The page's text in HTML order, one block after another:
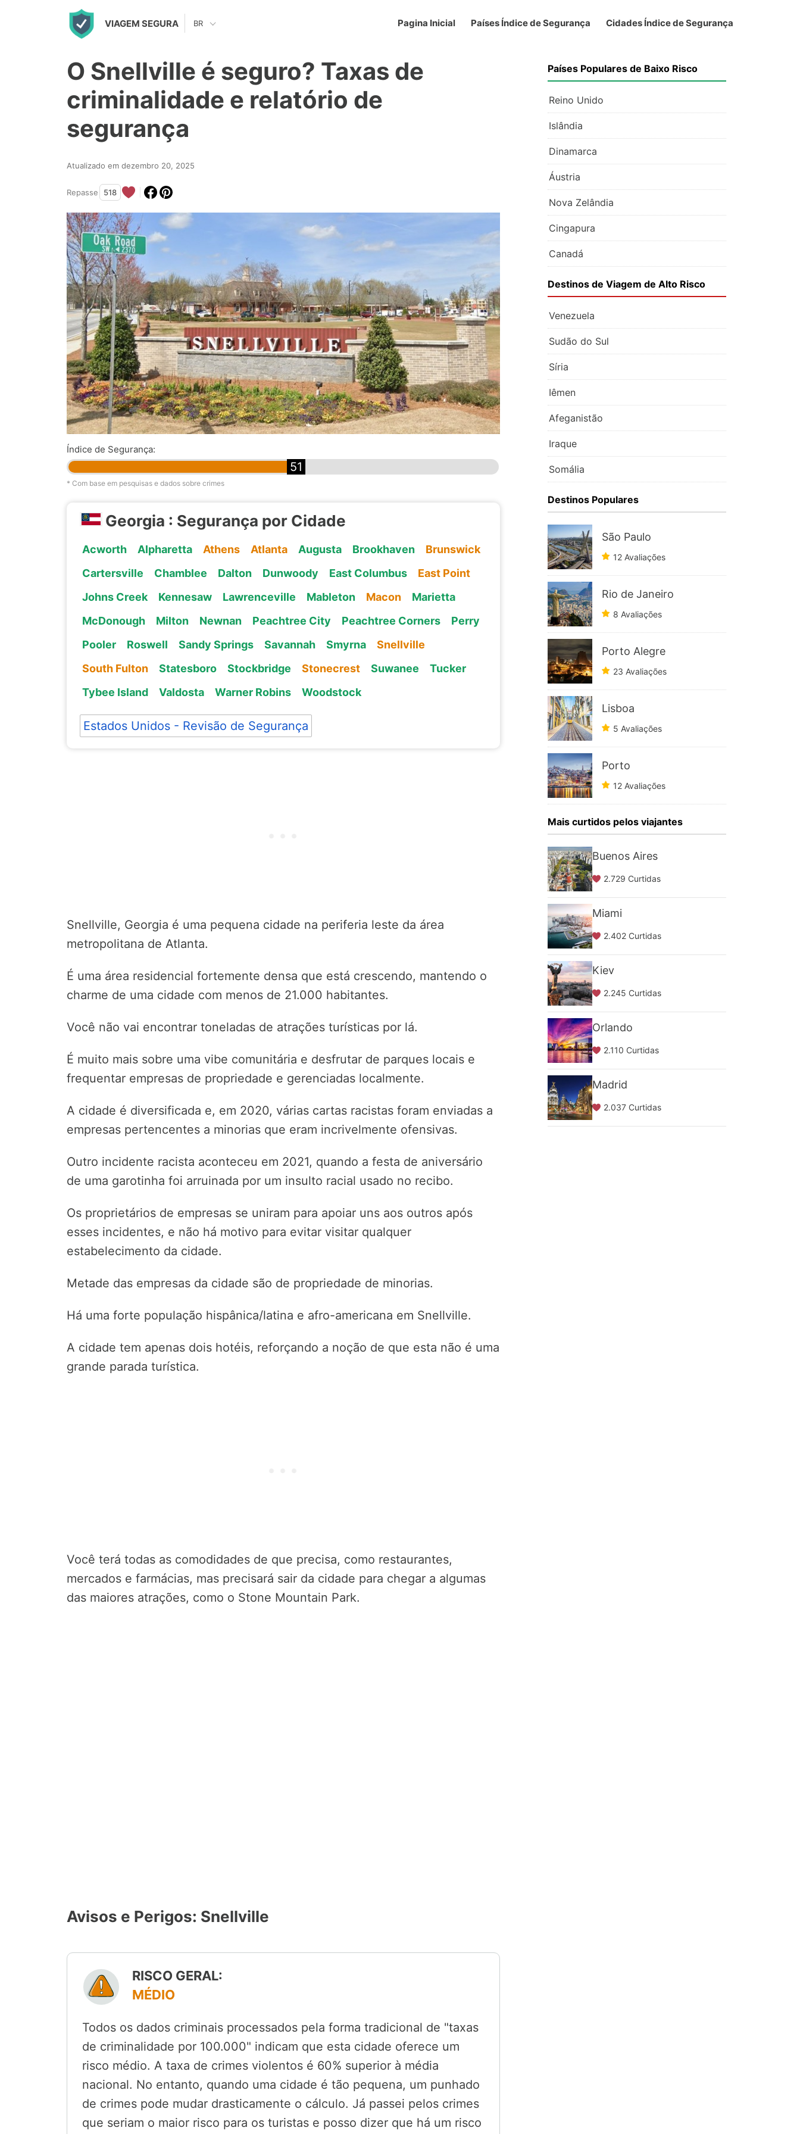
VIAGEM SEGURA Pagina Inicial Países Índice de Segurança Cidades Índice de Segurança
BR
O Snellville é seguro? Taxas de
criminalidade e relatório de
segurança
Atualizado em dezembro 20, 2025
Repasse 518
Índice de Segurança:
51
* Com base em pesquisas e dados sobre crimes
Georgia : Segurança por Cidade
Acworth Alpharetta Athens Atlanta Augusta Brookhaven
Brunswick
Cartersville
Chamblee Dalton Dunwoody East Columbus
East Point
Johns Creek
Kennesaw Lawrenceville Mableton Macon
Marietta
McDonough
Milton Newnan Peachtree City Peachtree Corners
Perry
Pooler
Roswell Sandy Springs Savannah Smyrna
Snellville
South Fulton
Statesboro Stockbridge Stonecrest Suwanee
Tucker
Tybee Island
Valdosta Warner Robins Woodstock
Estados Unidos - Revisão de Segurança
Snellville, Georgia é uma pequena cidade na periferia leste da área
metropolitana de Atlanta.
É uma área residencial fortemente densa que está crescendo, mantendo o
charme de uma cidade com menos de 21.000 habitantes.
Você não vai encontrar toneladas de atrações turísticas por lá.
É muito mais sobre uma vibe comunitária e desfrutar de parques locais e
frequentar empresas de propriedade e gerenciadas localmente.
A cidade é diversificada e, em 2020, várias cartas racistas foram enviadas a
empresas pertencentes a minorias que eram incrivelmente ofensivas.
Outro incidente racista aconteceu em 2021, quando a festa de aniversário
de uma garotinha foi arruinada por um insulto racial usado no recibo.
Os proprietários de empresas se uniram para apoiar uns aos outros após
esses incidentes, e não há motivo para evitar visitar qualquer
estabelecimento da cidade.
Metade das empresas da cidade são de propriedade de minorias.
Há uma forte população hispânica/latina e afro-americana em Snellville.
A cidade tem apenas dois hotéis, reforçando a noção de que esta não é uma
grande parada turística.
Você terá todas as comodidades de que precisa, como restaurantes,
mercados e farmácias, mas precisará sair da cidade para chegar a algumas
das maiores atrações, como o Stone Mountain Park.
Avisos e Perigos: Snellville
RISCO GERAL:
MÉDIO
Todos os dados criminais processados pela forma tradicional de "taxas
de criminalidade por 100.000" indicam que esta cidade oferece um
risco médio. A taxa de crimes violentos é 60% superior à média
nacional. No entanto, quando uma cidade é tão pequena, um punhado
de crimes pode mudar drasticamente o cálculo. Já passei pelos crimes
que seriam o maior risco para os turistas e posso dizer que há um risco
Países Populares de Baixo Risco
Reino Unido
Islândia
Dinamarca
Áustria
Nova Zelândia
Cingapura
Canadá
Destinos de Viagem de Alto Risco
Venezuela
Sudão do Sul
Síria
Iêmen
Afeganistão
Iraque
Somália
Destinos Populares
São Paulo
12 Avaliações
Rio de Janeiro
8 Avaliações
Porto Alegre
23 Avaliações
Lisboa
5 Avaliações
Porto
12 Avaliações
Mais curtidos pelos viajantes
Buenos Aires
2.729 Curtidas
Miami
2.402 Curtidas
Kiev
2.245 Curtidas
Orlando
2.110 Curtidas
Madrid
2.037 Curtidas